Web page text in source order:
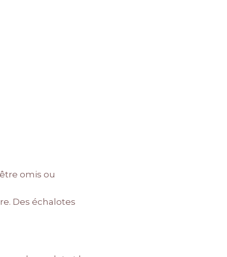
omis ou
Des échalotes